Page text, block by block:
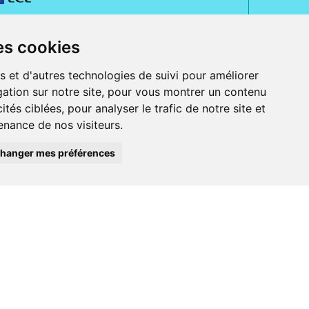
cookies
et d'autres technologies de suivi pour améliorer
sur notre site, pour vous montrer un contenu
ciblées, pour analyser le trafic de notre site et
de nos visiteurs.
mes préférences
Jeanne d' Harcourt, 80300 Albert.
ordonnance.
et iPod touch), ou sur Google Play (pour Androïd 5.0 ou version
Bancontact, PayPal.